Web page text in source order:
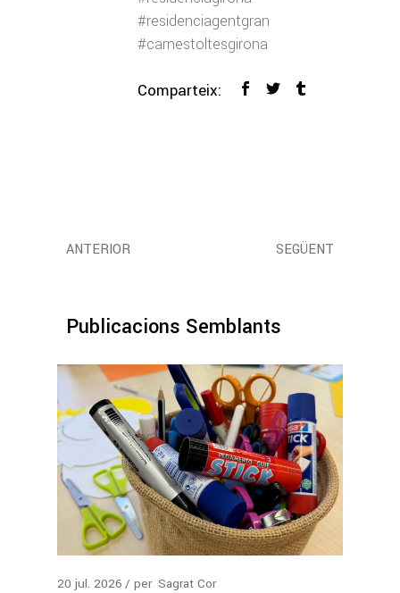
#residenciagentgran
#carnestoltesgirona
Comparteix:
ANTERIOR SEGÜENT
Publicacions Semblants
20 jul. 2026 per Sagrat Cor